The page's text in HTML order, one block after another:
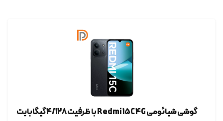
گوشی شیائومی Redmi 15C 4G با ظرفیت 4/128 گیگابایت